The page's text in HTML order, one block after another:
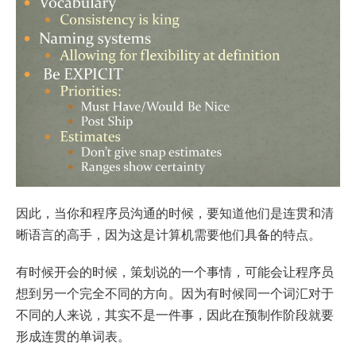
因此，当你和程序员沟通的时候，要知道他们是连贯和清
晰语言的高手，因为这是计算机需要他们具备的特点。
有时候开会的时候，策划说的一个事情，可能会让程序员
想到另一个完全不同的方向。因为有时候同一个词汇对于
不同的人来说，其实不是一件事，因此在预制作阶段就要
形成连贯的单词表。